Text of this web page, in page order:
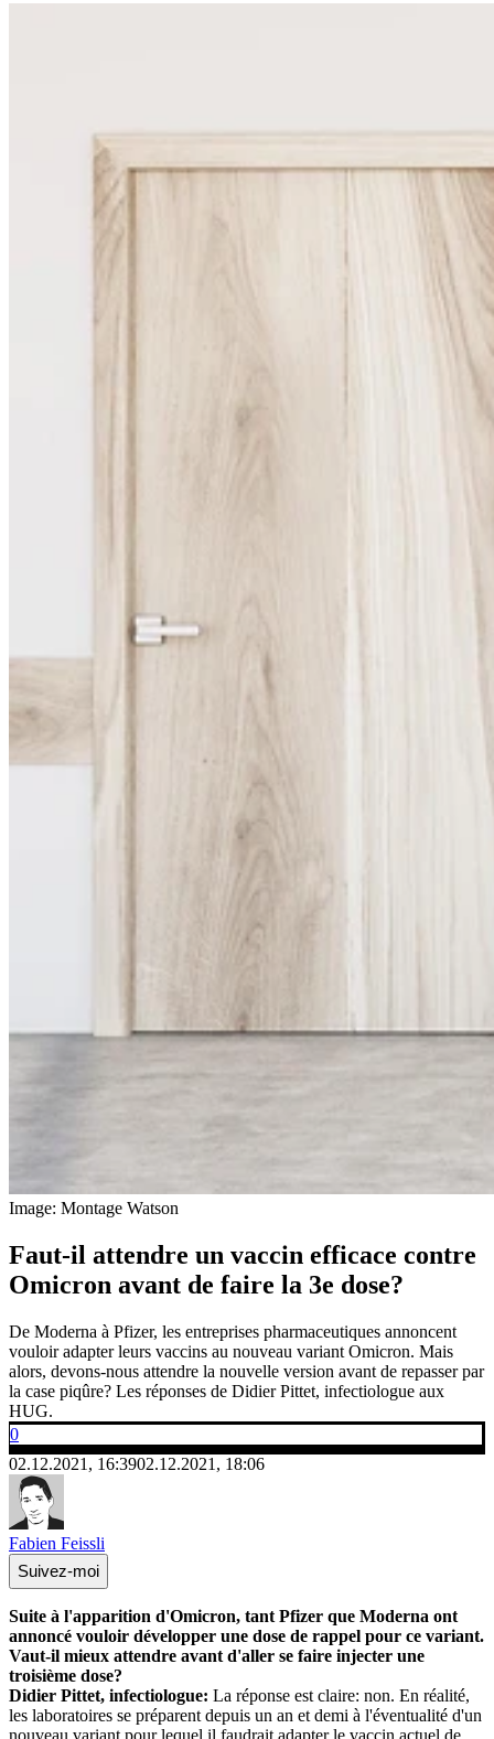
Image: Montage Watson
Faut-il attendre un vaccin efficace contre
Omicron avant de faire la 3e dose?
De Moderna à Pfizer, les entreprises pharmaceutiques annoncent
vouloir adapter leurs vaccins au nouveau variant Omicron. Mais
alors, devons-nous attendre la nouvelle version avant de repasser par
la case piqûre? Les réponses de Didier Pittet, infectiologue aux
HUG.
0
02.12.2021, 16:3902.12.2021, 18:06
Fabien Feissli
Suivez-moi
Suite à l'apparition d'Omicron, tant Pfizer que Moderna ont
annoncé vouloir développer une dose de rappel pour ce variant.
Vaut-il mieux attendre avant d'aller se faire injecter une
troisième dose?
Didier Pittet, infectiologue: La réponse est claire: non. En réalité,
les laboratoires se préparent depuis un an et demi à l'éventualité d'un
nouveau variant pour lequel il faudrait adapter le vaccin actuel de